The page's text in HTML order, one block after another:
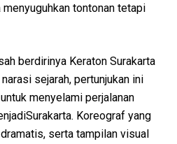
tontonan tetapi
berdirinya Keraton Surakarta
sejarah, pertunjukan ini
menyelami perjalanan
Koreograf yang
serta tampilan visual